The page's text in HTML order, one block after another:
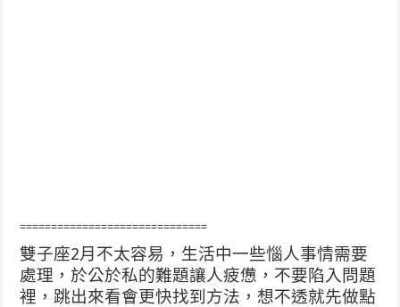
==============================
雙子座2月不太容易，生活中一些惱人事情需要
處理，於公於私的難題讓人疲憊，不要陷入問題
裡，跳出來看會更快找到方法，想不透就先做點